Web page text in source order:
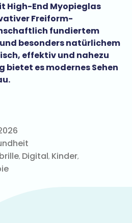
High-End Myopieglas
Freiform-
fundiertem
besonders natürlichem
effektiv und nahezu
es modernes Sehen
, Digital, Kinder,